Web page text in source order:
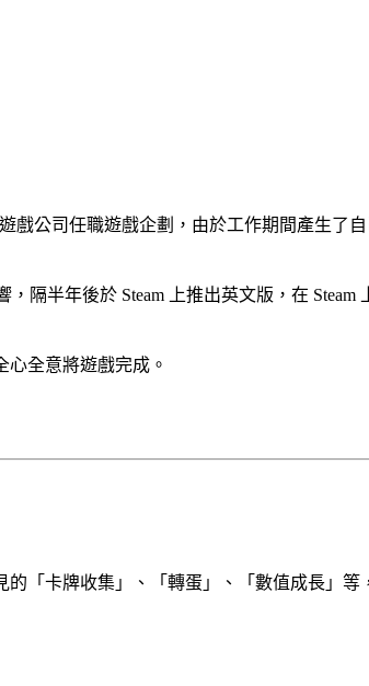
公司任職遊戲企劃，由於工作期間產生了
隔半年後於 Steam 上推出英文版，在
心全意將遊戲完成。
「卡牌收集」、「轉蛋」、「數值成長」等